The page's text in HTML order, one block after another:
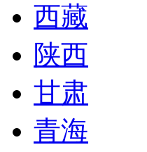
西藏
陕西
甘肃
青海